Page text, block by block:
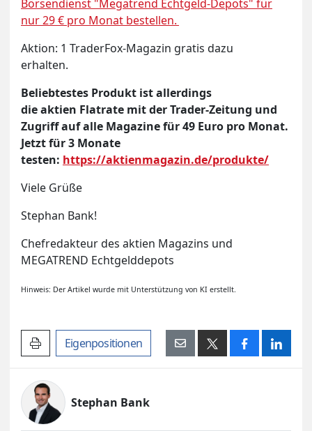
Börsendienst "Megatrend Echtgeld-Depots" für
nur 29 € pro Monat bestellen.
Aktion: 1 TraderFox-Magazin gratis dazu
erhalten.
Beliebtestes Produkt ist allerdings
die aktien Flatrate mit der Trader-Zeitung und
Zugriff auf alle Magazine für 49 Euro pro Monat.
Jetzt für 3 Monate
testen: https://aktienmagazin.de/produkte/
Viele Grüße
Stephan Bank!
Chefredakteur des aktien Magazins und
MEGATREND Echtgelddepots
Hinweis: Der Artikel wurde mit Unterstützung von KI erstellt.
Artikel drucken
Eigenpositionen
Stephan Bank